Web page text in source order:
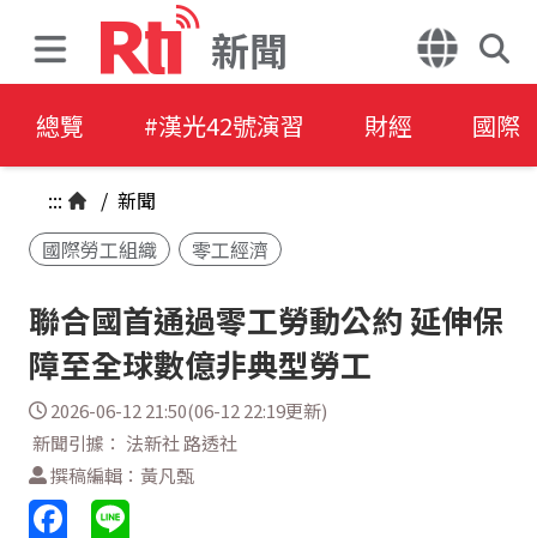
新聞
總覽 #漢光42號演習 財經 國際
::: / 新聞
國際勞工組織
零工經濟
聯合國首通過零工勞動公約 延伸保
障至全球數億非典型勞工
2026-06-12 21:50(06-12 22:19更新)
新聞引據： 法新社 路透社
撰稿編輯：黃凡甄